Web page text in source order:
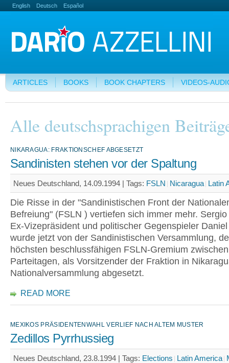
English Deutsch Español
ARTICLES BOOKS BOOK CHAPTERS VIDEOS-
Alle deutschsprachigen
NIKARAGUA: FRAKTIONSCHEF ABGESETZT
Sandinisten stehen vor der Spaltung
Neues Deutschland, 14.09.1994 | Tags: FSLN Nicaragua Latin
Die Risse in der "Sandinistischen Front der
Befreiung" (FSLN ) vertiefen sich immer mehr.
Ex-Vizepräsident und politischer Gegenspieler
wurde jetzt von der Sandinistischen Versammlung,
höchsten beschlussfähigen FSLN-Gremium
Parteitagen, als Vorsitzender der Fraktion in
Nationalversammlung abgesetzt.
READ MORE
MEXIKOS PRÄSIDENTENWAHL VERLIEF NACH ALTEM MUSTER
Zedillos Pyrrhussieg
Neues Deutschland, 23.8.1994 | Tags: Elections Latin America